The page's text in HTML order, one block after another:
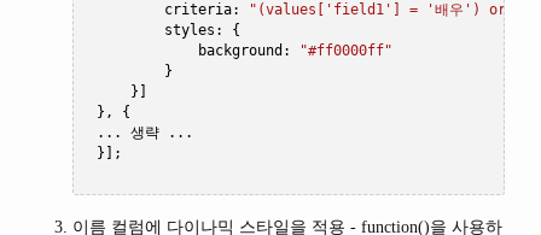
         criteria
:
"(values['field1'] = '배우') or
         styles
:
{
             background
:
"#ff0000ff"
}
}]
},
{
...
생략
...
}];
이름 컬럼에 다이나믹 스타일을 적용 - function()을 사용하